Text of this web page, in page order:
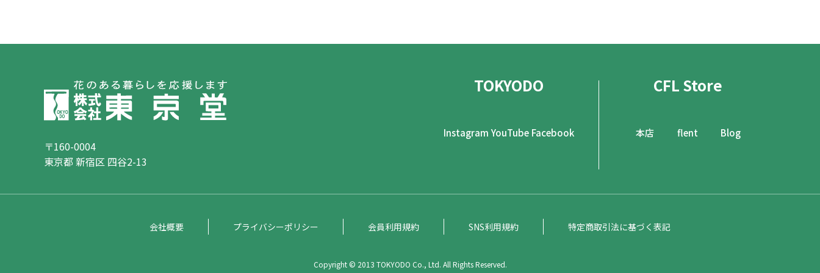
〒160-0004
東京都 新宿区 四谷2-13
TOKYODO
Instagram YouTube Facebook
CFL Store
本店 flent Blog
会社概要 プライバシーポリシー 会員利用規約 SNS利用規約 特定商取引法に基づく表記
Copyright © 2013 TOKYODO Co., Ltd. All Rights Reserved.